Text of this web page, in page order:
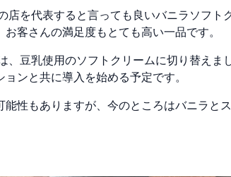
店を代表すると言っても良いバニラソフト
客さんの満足度もとても高い一品です。
、豆乳使用のソフトクリームに切り替えま
ンと共に導入を始める予定です。
性もありますが、今のところはバニラと